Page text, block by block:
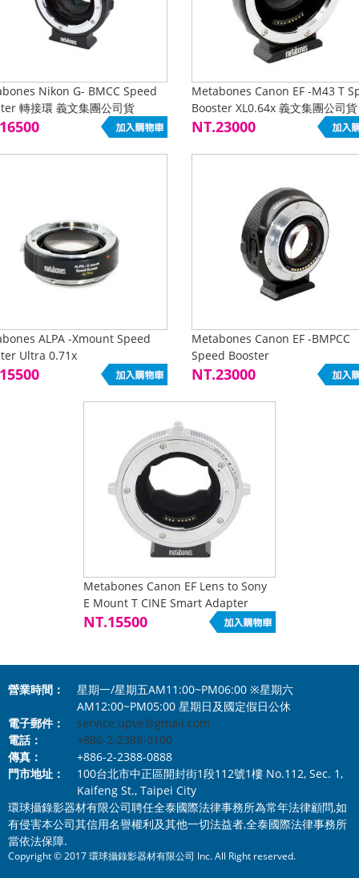
Nikon G- BMCC Speed
轉接環 義文集團公司貨
Metabones Canon EF -M43 T
Booster XL0.64x 義文集團公司貨
NT.23000
ALPA -Xmount Speed
Ultra 0.71x
Metabones Canon EF -BMPCC
Speed Booster
NT.23000
Metabones Canon EF Lens to Sony
E Mount T CINE Smart Adapter
NT.15500
營業時間：
星期一/星期五AM11:00~PM06:00 ※星期六
AM12:00~PM05:00 星期日及國定假日公休
電子郵件：
service.upve@gmail.com
電話：
+886-2-2388-0100
傳真：
+886-2-2388-0888
門市地址：
100台北市中正區開封街1段112號1樓 No.112, Sec. 1,
Kaifeng St., Taipei City
環球攝錄影器材有限公司聘任全泰國際法律事務所為常年法律顧問,如
有侵害本公司其信用名譽權利及其他一切法益者,全泰國際法律事務所
當依法保障.
Copyright © 2017 環球攝錄影器材有限公司 Inc. All Right reserved.